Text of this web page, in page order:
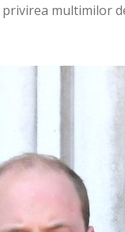
multimilor